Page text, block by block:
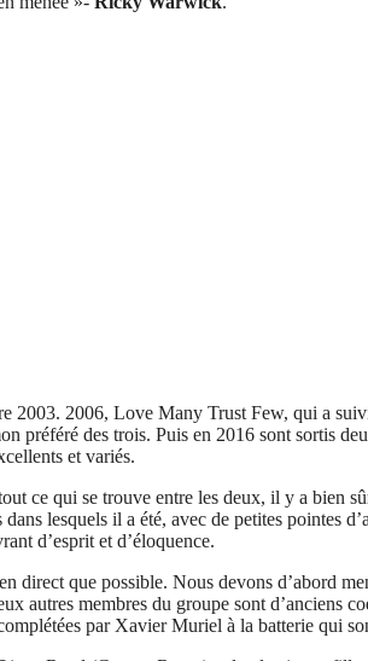
2003. 2006, Love Many Trust Few, qui a
préféré des trois. Puis en 2016 sont sortis
et variés.
ce qui se trouve entre les deux, il y a bien
lesquels il a été, avec de petites pointes
d’esprit et d’éloquence.
direct que possible. Nous devons d’abord
autres membres du groupe sont d’anciens
par Xavier Muriel à la batterie qui